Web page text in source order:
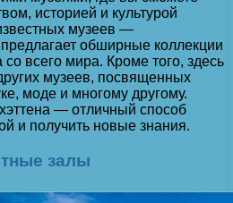
историей и культурой
музеев —
обширные коллекции
со всего мира. Кроме того, здесь
музеев, посвященных
моде и многому другому.
— отличный способ
и получить новые знания.
залы